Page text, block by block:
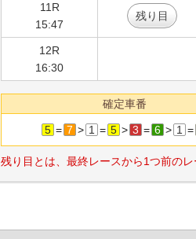
11R
15:47
残り目
12R
16:30
確定車番
5 = 7 > 1 = 5 > 3 = 6 > 1 =
残り目とは、最終レースから1つ前の